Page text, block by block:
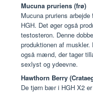
Mucuna pruriens (frø)
Mucuna pruriens
HGH. Det øger også
testosteron. Denne
produktionen af
også mænd, der tager
sexlyst og ydeevne.
Hawthorn Berry
De tjørn bær i HGH X2